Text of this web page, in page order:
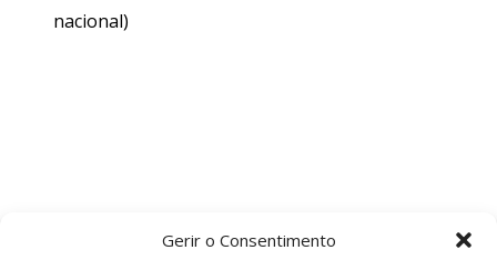
Gerir o Consentimento
nacional)